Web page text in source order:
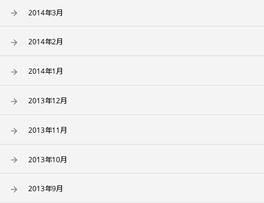
2014年3月
2014年2月
2014年1月
2013年12月
2013年11月
2013年10月
2013年9月